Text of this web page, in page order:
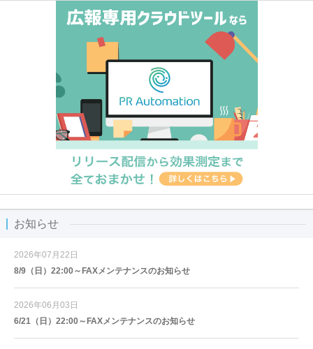
お知らせ
2026年07月22日
8/9（日）22:00～FAXメンテナンスのお知らせ
2026年06月03日
6/21（日）22:00～FAXメンテナンスのお知らせ